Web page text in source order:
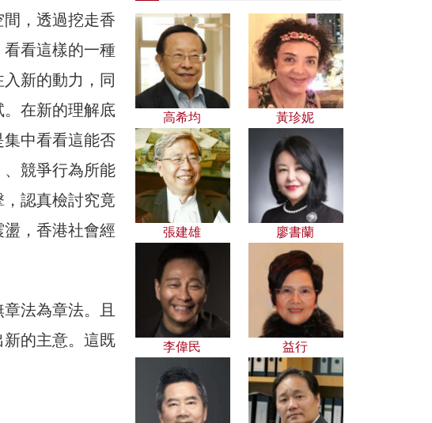
，透過挖走香
看這樣的一種
新的動力，同
在新的理解底
中看看這能否
競爭行為所能
認真檢討究竟
，香港社會經
法為章法。且
的主意。這既
高希均 黃珍妮
張建雄 廖書蘭
李偉民 益行